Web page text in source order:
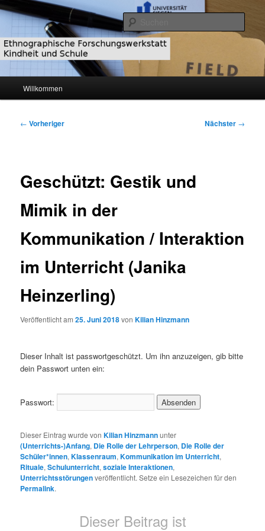
Zum
primären
springenEthnographische
Forschungswerkstatt Kindheit und
Schule
Willkommen
Beitragsnavigation
← Vorheriger Nächster →
Geschützt: Gestik und
Mimik in der
Kommunikation / Interaktion
im Unterricht (Janika
Heinzerling)
Veröffentlicht am25. Juni 2018vonKilian Hinzmann
Dieser Inhalt ist passwortgeschützt. Um ihn anzuzeigen, gib bitte
dein Passwort unten ein:
Passwort:
Dieser Eintrag wurde vonKilian Hinzmannunter
(Unterrichts-)Anfang, Die Rolle der Lehrperson, Die Rolle der
Schüler*innen,Klassenraum,Kommunikation im Unterricht,
Rituale,Schulunterricht,soziale Interaktionen,
Unterrichtsstörungenveröffentlicht. Setze ein Lesezeichen für den
Permalink.
Dieser Beitrag ist